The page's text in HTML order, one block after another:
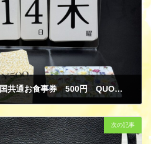
ジェフグルメカード 全国共通お食事券 500円 QUOカード クオカード 2000円 金券 商品券 ギフトカード 買取
次の記事